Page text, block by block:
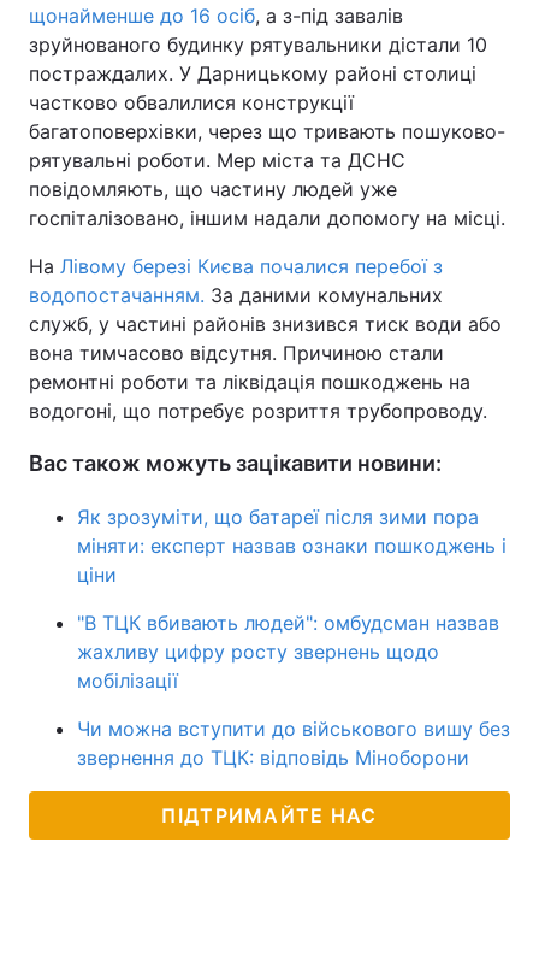
щонайменше до 16 осіб, а з-під завалів
зруйнованого будинку рятувальники дістали 10
постраждалих. У Дарницькому районі столиці
частково обвалилися конструкції
багатоповерхівки, через що тривають пошуково-
рятувальні роботи. Мер міста та ДСНС
повідомляють, що частину людей уже
госпіталізовано, іншим надали допомогу на місці.
На Лівому березі Києва почалися перебої з
водопостачанням. За даними комунальних
служб, у частині районів знизився тиск води або
вона тимчасово відсутня. Причиною стали
ремонтні роботи та ліквідація пошкоджень на
водогоні, що потребує розриття трубопроводу.
Вас також можуть зацікавити новини:
Як зрозуміти, що батареї після зими пора
міняти: експерт назвав ознаки пошкоджень і
ціни
"В ТЦК вбивають людей": омбудсман назвав
жахливу цифру росту звернень щодо
мобілізації
Чи можна вступити до військового вишу без
звернення до ТЦК: відповідь Міноборони
ПІДТРИМАЙТЕ НАС